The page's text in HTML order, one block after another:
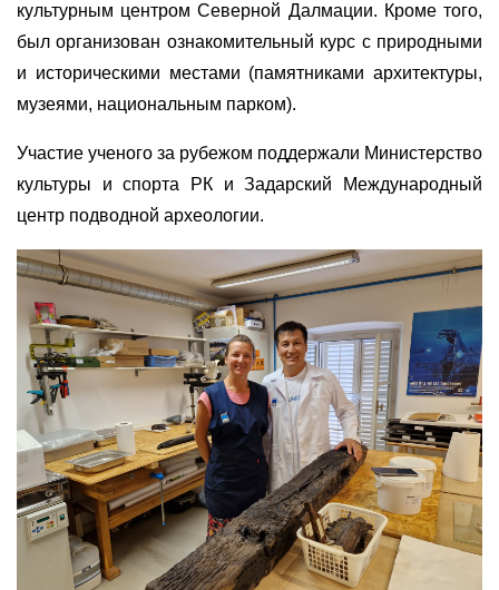
культурным центром Северной Далмации. Кроме того,
был организован ознакомительный курс с природными
и историческими местами (памятниками архитектуры,
музеями, национальным парком).
Участие ученого за рубежом поддержали Министерство
культуры и спорта РК и Задарский Международный
центр подводной археологии.